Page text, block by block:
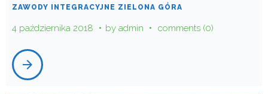
ZAWODY INTEGRACYJNE ZIELONA GÓRA
4 października 2018 by admin comments (0)
arrow_forward